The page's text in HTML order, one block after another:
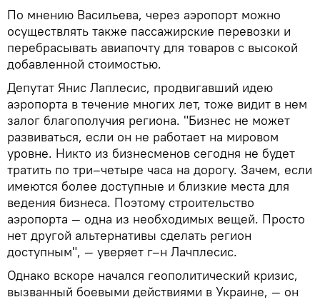
По мнению Васильева, через аэропорт можно
осуществлять также пассажирские перевозки и
перебрасывать авиапочту для товаров с высокой
добавленной стоимостью.
Депутат Янис Лаплесис, продвигавший идею
аэропорта в течение многих лет, тоже видит в нем
залог благополучия региона. "Бизнес не может
развиваться, если он не работает на мировом
уровне. Никто из бизнесменов сегодня не будет
тратить по три–четыре часа на дорогу. Зачем, если
имеются более доступные и близкие места для
ведения бизнеса. Поэтому строительство
аэропорта — одна из необходимых вещей. Просто
нет другой альтернативы сделать регион
доступным", — уверяет г–н Лачплесис.
Однако вскоре начался геополитический кризис,
вызванный боевыми действиями в Украине, — он